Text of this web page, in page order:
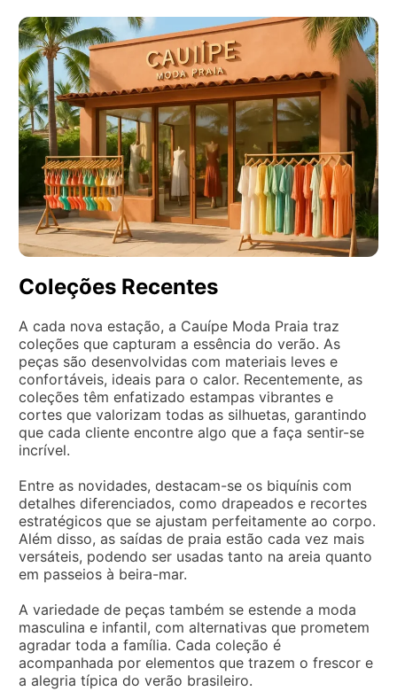
Coleções Recentes
A cada nova estação, a Cauípe Moda Praia traz
coleções que capturam a essência do verão. As
peças são desenvolvidas com materiais leves e
confortáveis, ideais para o calor. Recentemente, as
coleções têm enfatizado estampas vibrantes e
cortes que valorizam todas as silhuetas, garantindo
que cada cliente encontre algo que a faça sentir-se
incrível.
Entre as novidades, destacam-se os biquínis com
detalhes diferenciados, como drapeados e recortes
estratégicos que se ajustam perfeitamente ao corpo.
Além disso, as saídas de praia estão cada vez mais
versáteis, podendo ser usadas tanto na areia quanto
em passeios à beira-mar.
A variedade de peças também se estende a moda
masculina e infantil, com alternativas que prometem
agradar toda a família. Cada coleção é
acompanhada por elementos que trazem o frescor e
a alegria típica do verão brasileiro.